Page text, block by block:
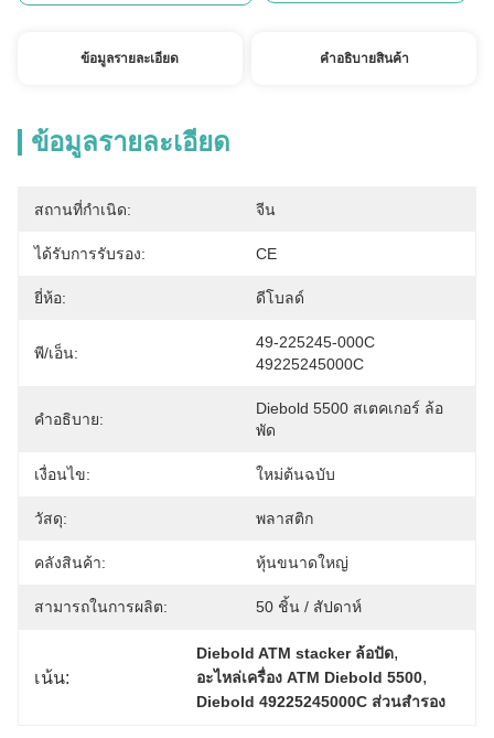
ข้อมูลรายละเอียด คําอธิบายสินค้า
ข้อมูลรายละเอียด
สถานที่กำเนิด: จีน
ได้รับการรับรอง: CE
ยี่ห้อ: ดีโบลด์
พี/เอ็น:
49-225245-000C
49225245000C
คำอธิบาย:
Diebold 5500 สเตคเกอร์ ล้อ
พัด
เงื่อนไข: ใหม่ต้นฉบับ
วัสดุ: พลาสติก
คลังสินค้า: หุ้นขนาดใหญ่
สามารถในการผลิต: 50 ชิ้น / สัปดาห์
เน้น:
Diebold ATM stacker ล้อปัด,
อะไหล่เครื่อง ATM Diebold 5500,
Diebold 49225245000C ส่วนสํารอง